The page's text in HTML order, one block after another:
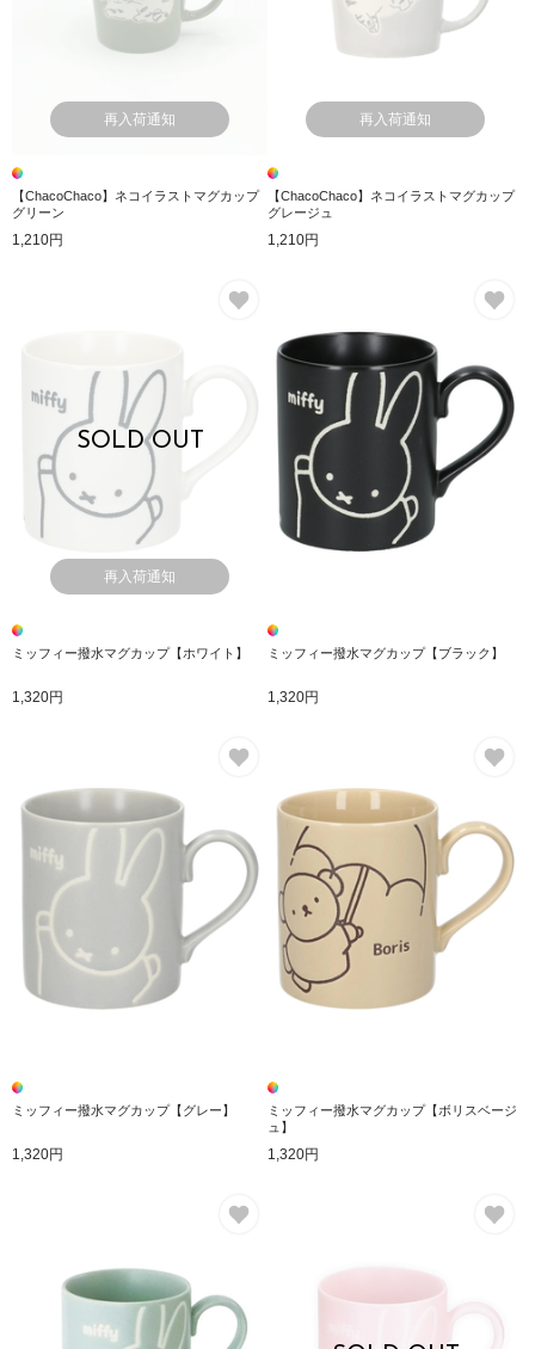
再入荷通知
【ChacoChaco】ネコイラストマグカップ
グリーン
1,210円
再入荷通知
【ChacoChaco】ネコイラストマグカップ
グレージュ
1,210円
SOLD OUT
再入荷通知
ミッフィー撥水マグカップ【ホワイト】
1,320円
ミッフィー撥水マグカップ【ブラック】
1,320円
ミッフィー撥水マグカップ【グレー】
1,320円
ミッフィー撥水マグカップ【ボリスベージ
ュ】
1,320円